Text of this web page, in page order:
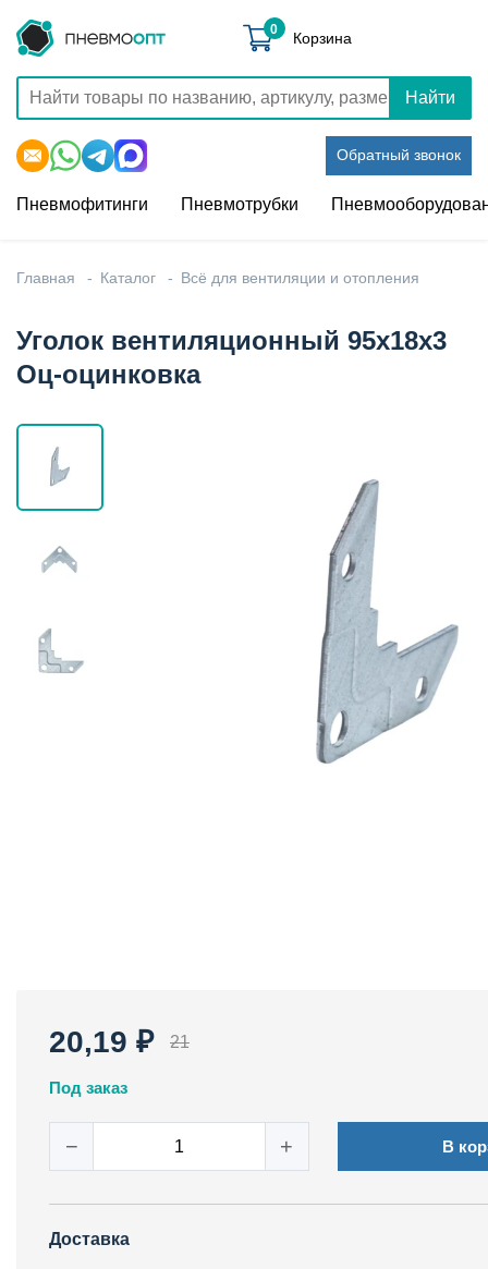
Найти
Обратный звонок
0 Корзина
Пневмофитинги Пневмотрубки
Главная Каталог Всё для вентиляции и отопления
Уголок вентиляционный 95x18x3
Оц-оцинковка
20,19 ₽ 21
Под заказ
− + В
Доставка